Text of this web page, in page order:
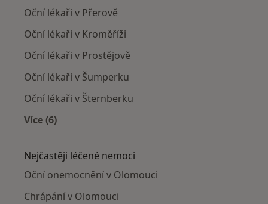
Oční lékaři v Přerově
Oční lékaři v Kroměříži
Oční lékaři v Prostějově
Oční lékaři v Šumperku
Oční lékaři v Šternberku
Více (6)
Nejčastěji léčené nemoci
Oční onemocnění v Olomouci
Chrápání v Olomouci